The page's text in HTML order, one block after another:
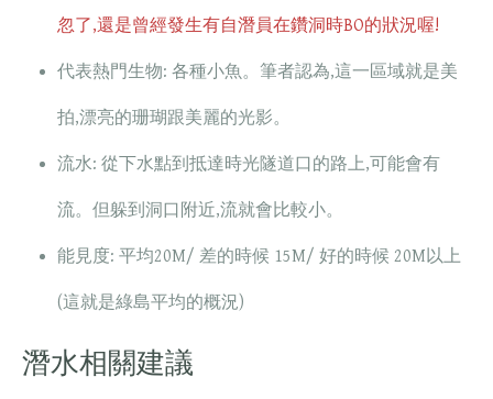
忽了,還是曾經發生有自潛員在鑽洞時BO的狀況喔!
代表熱門生物: 各種小魚。筆者認為,這一區域就是美
拍,漂亮的珊瑚跟美麗的光影。
流水: 從下水點到抵達時光隧道口的路上,可能會有
流。但躲到洞口附近,流就會比較小。
能見度: 平均20M/ 差的時候 15M/ 好的時候 20M以上
(這就是綠島平均的概況)
潛水相關建議